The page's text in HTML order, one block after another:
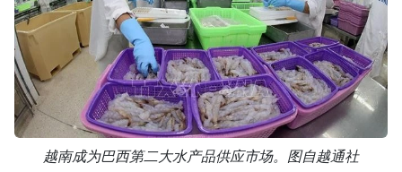
越南成为巴西第二大水产品供应市场。图自越通社